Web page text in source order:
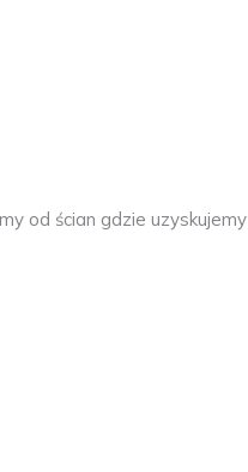
od ścian gdzie uzyskujemy